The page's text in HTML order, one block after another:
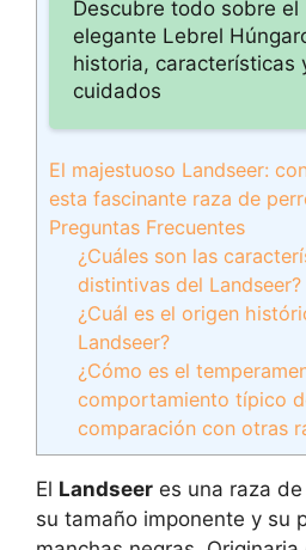
Descubre todo sobre el
elegante Lebrel
historia, características
cuidados
El majestuoso Landseer:
esta fascinante raza de
Preguntas Frecuentes
¿Cuáles son las
distintivas del Landseer?
¿Cuál es el origen
Landseer?
¿Cómo es el
comportamiento típico
comparación con otras
El Landseer es una raza
su tamaño imponente y su